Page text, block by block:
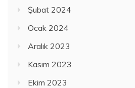
Şubat 2024
Ocak 2024
Aralık 2023
Kasım 2023
Ekim 2023